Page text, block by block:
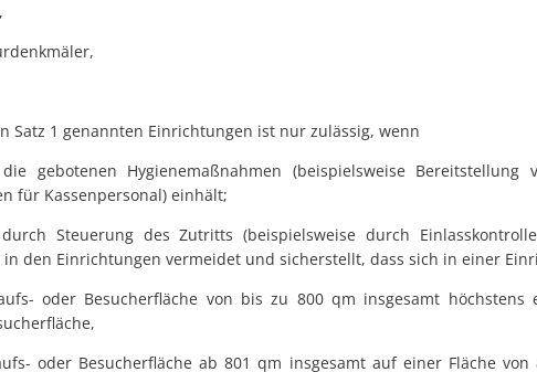
Satz 1 genannten Einrichtungen ist nur zulässig, wenn
gebotenen Hygienemaßnahmen (beispielsweise Bereitstellung
für Kassenpersonal) einhält;
Steuerung des Zutritts (beispielsweise durch
in den Einrichtungen vermeidet und sicherstellt, dass sich in einer
oder Besucherfläche von bis zu 800 qm insgesamt höchstens
oder Besucherfläche ab 801 qm insgesamt auf einer Fläche